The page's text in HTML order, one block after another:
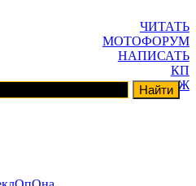
ЧИТАТЬ
МОТОФОРУМ
НАПИСАТЬ
КП
ГАРАЖ